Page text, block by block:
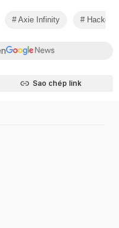
Axie Infinity Hacker
Sao chép link